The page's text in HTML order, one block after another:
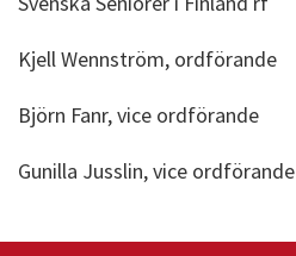
Kjell Wennström, ordförande
Björn Fanr, vice ordförande
Gunilla Jusslin, vice ordförande